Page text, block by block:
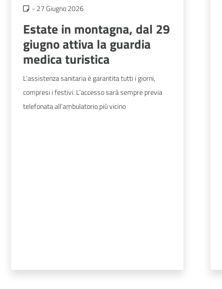
-27 Giugno 2026
Estate in montagna, dal 29
giugno attiva la guardia
medica turistica
L’assistenza sanitaria è garantita tutti i giorni,
compresi i festivi. L’accesso sarà sempre previa
telefonata all’ambulatorio più vicino